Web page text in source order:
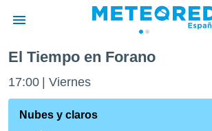
de
por
El Tiempo en Forano
17:00 Viernes
Nubes y claros